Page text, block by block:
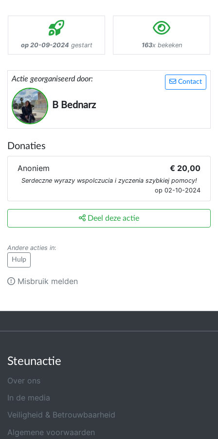
op 20-09-2024 gestart 163x bekeken
Contact
Actie georganiseerd door:
B Bednarz
Donaties
Anoniem € 20,00
Serdeczne wyrazy wspolczucia i zyczenia szybkiej pomocy!
op 02-10-2024
Deel deze actie
Andere acties in:
Hulp
Misbruik melden
Steunactie
Over ons
In de media
Veiligheid & Betrouwbaarheid
Algemene voorwaarden